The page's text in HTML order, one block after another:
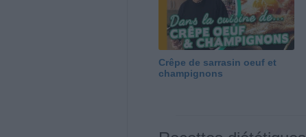
Crêpe de sarrasin oeuf et
champignons